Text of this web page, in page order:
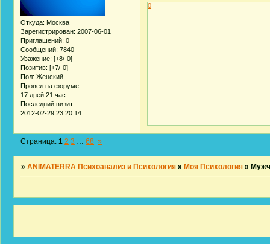
Откуда: Москва
Зарегистрирован: 2007-06-01
Приглашений: 0
Сообщений: 7840
Уважение: [+8/-0]
Позитив: [+7/-0]
Пол: Женский
Провел на форуме:
17 дней 21 час
Последний визит:
2012-02-29 23:20:14
0
Страница:1 2 3 … 68 »
»ANIMATERRA Психоанализ и Психология » Моя Психология »